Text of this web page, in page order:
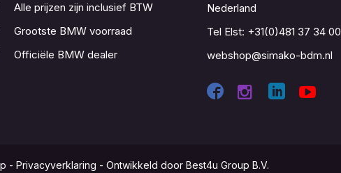
Alle prijzen zijn inclusief BTW
Grootste BMW voorraad
Officiële BMW dealer
Nederland
Tel Elst: +31(0)481 37 34 00
webshop@simako-bdm.nl
- Privacyverklaring - Ontwikkeld door Best4u Group B.V.